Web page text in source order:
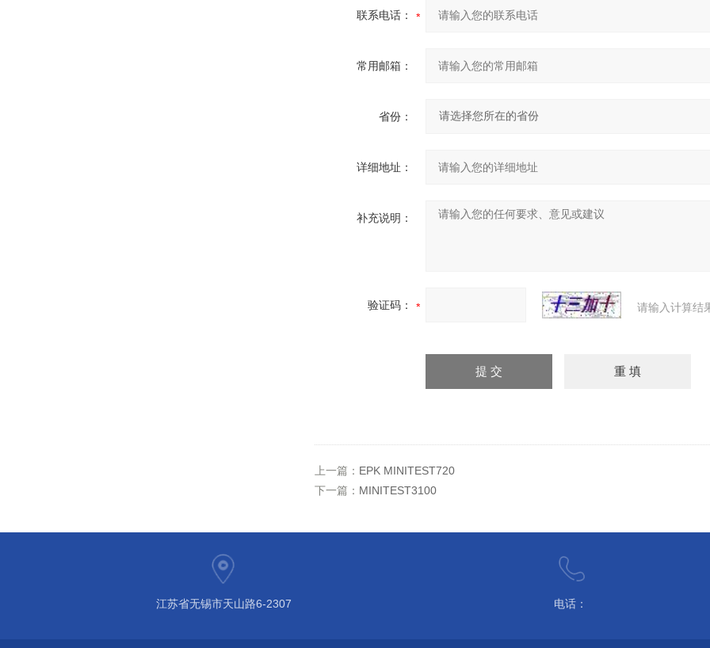
联系电话：
常用邮箱：
省份：
详细地址：
补充说明：
验证码： 请输入计算结
上一篇： EPK MINITEST720
下一篇： MINITEST3100
江苏省无锡市天山路6-2307 电话：